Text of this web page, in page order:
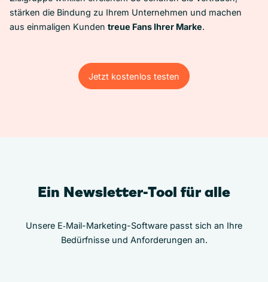
stärken die Bindung zu Ihrem Unternehmen und machen
aus einmaligen Kunden treue Fans Ihrer Marke.
Jetzt kostenlos testen
Jetzt kostenlos testen
Ein Newsletter-Tool für alle
Unsere E‑Mail-Marketing-Software passt sich an Ihre
Bedürfnisse und Anforderungen an.